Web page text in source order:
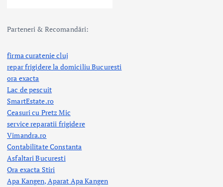
Parteneri & Recomandări:
firma curatenie cluj
repar frigidere la domiciliu Bucuresti
ora exacta
Lac de pescuit
SmartEstate.ro
Ceasuri cu Pretz Mic
service reparatii frigidere
Vimandra.ro
Contabilitate Constanta
Asfaltari Bucuresti
Ora exacta Stiri
Apa Kangen, Aparat Apa Kangen